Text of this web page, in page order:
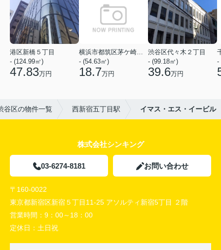
港区新橋５丁目
- (124.99㎡)
47.83万円
- (54.63㎡)
18.7万円
渋谷区代々木２丁目
- (99.18㎡)
39.6万円
-
谷区の物件一覧 西新宿五丁目駅 イマス・エス・イービル
株式会社シンキング
03-6274-8181 お問い合わせ
〒160-0022
東京都新宿区新宿５丁目11-25 アソルティ新宿5丁目 ２階
営業時間： 9：00～18：00
定休日： 土日祝